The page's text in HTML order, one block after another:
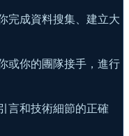
完成資料搜集、建立大
或你的團隊接手，進行
言和技術細節的正確